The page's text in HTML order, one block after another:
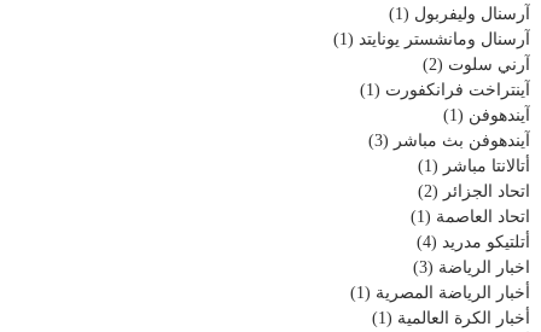
آرسنال وليفربول (1)
آرسنال ومانشستر يونايتد (1)
آرني سلوت (2)
آينتراخت فرانكفورت (1)
آيندهوفن (1)
آيندهوفن بث مباشر (3)
أتالانتا مباشر (1)
اتحاد الجزائر (2)
اتحاد العاصمة (1)
أتلتيكو مدريد (4)
اخبار الرياضة (3)
أخبار الرياضة المصرية (1)
أخبار الكرة العالمية (1)